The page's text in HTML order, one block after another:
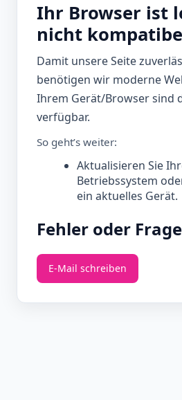
Ihr Browser ist
nicht
Damit unsere Seite
benötigen wir moderne
Ihrem Gerät/Browser sind
verfügbar.
So geht’s weiter:
Aktualisieren Sie
Betriebssystem
ein aktuelles Gerät.
Fehler oder
E‑Mail schreiben